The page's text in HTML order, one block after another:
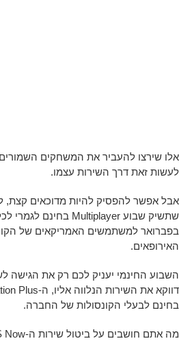
אלו שירצו להעביר את המשחקים
לעשות זאת דרך השירות עצמו.
האירופאים.
בחינם לבעלי הקונסולות של החברה.